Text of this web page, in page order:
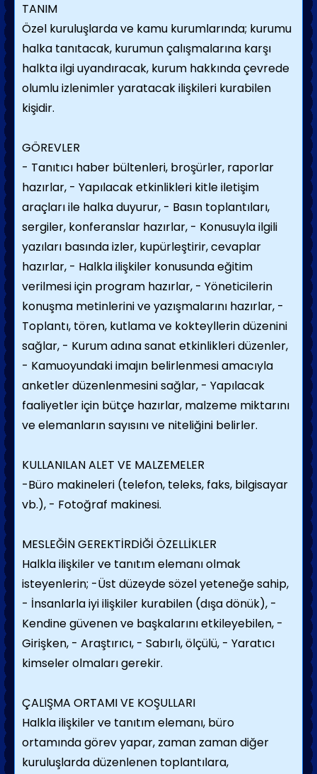
TANIM
Özel kuruluşlarda ve kamu kurumlarında; kurumu
halka tanıtacak, kurumun çalışmalarına karşı
halkta ilgi uyandıracak, kurum hakkında çevrede
olumlu izlenimler yaratacak ilişkileri kurabilen
kişidir.
GÖREVLER
- Tanıtıcı haber bültenleri, broşürler, raporlar
hazırlar, - Yapılacak etkinlikleri kitle iletişim
araçları ile halka duyurur, - Basın toplantıları,
sergiler, konferanslar hazırlar, - Konusuyla ilgili
yazıları basında izler, kupürleştirir, cevaplar
hazırlar, - Halkla ilişkiler konusunda eğitim
verilmesi için program hazırlar, - Yöneticilerin
konuşma metinlerini ve yazışmalarını hazırlar, -
Toplantı, tören, kutlama ve kokteyllerin düzenini
sağlar, - Kurum adına sanat etkinlikleri düzenler,
- Kamuoyundaki imajın belirlenmesi amacıyla
anketler düzenlenmesini sağlar, - Yapılacak
faaliyetler için bütçe hazırlar, malzeme miktarını
ve elemanların sayısını ve niteliğini belirler.
KULLANILAN ALET VE MALZEMELER
-Büro makineleri (telefon, teleks, faks, bilgisayar
vb.), - Fotoğraf makinesi.
MESLEĞİN GEREKTİRDİĞİ ÖZELLİKLER
Halkla ilişkiler ve tanıtım elemanı olmak
isteyenlerin; -Üst düzeyde sözel yeteneğe sahip,
- İnsanlarla iyi ilişkiler kurabilen (dışa dönük), -
Kendine güvenen ve başkalarını etkileyebilen, -
Girişken, - Araştırıcı, - Sabırlı, ölçülü, - Yaratıcı
kimseler olmaları gerekir.
ÇALIŞMA ORTAMI VE KOŞULLARI
Halkla ilişkiler ve tanıtım elemanı, büro
ortamında görev yapar, zaman zaman diğer
kuruluşlarda düzenlenen toplantılara,